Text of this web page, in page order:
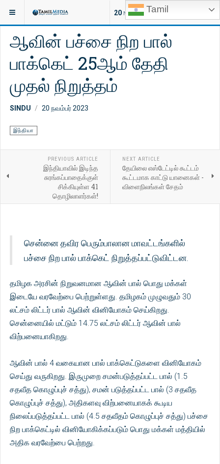
Tamil
20 NEW ARTICLES
இருக்குமிடம்: இந்தியா
ஆவின் பச்சை நிற பால்
பாக்கெட் 25ஆம் தேதி
முதல் நிறுத்தம்
SINDU 20 நவம்பர் 2023
இந்தியா
PREVIOUS ARTICLE
இந்தியாவில் இடிந்த
சுரங்கப்பாதைக்குள்
சிக்கியுள்ள 41
தொழிலாளர்கள்!
NEXT ARTICLE
தேயிலை எஸ்டேட்டில் கூட்டம்
கூட்டமாக காட்டு யானைகள் -
விளைநிலங்கள் சேதம்
சென்னை தவிர பெரும்பாலான மாவட்டங்களில்
பச்சை நிற பால் பாக்கெட் நிறுத்தப்பட்டுவிட்டன.
தமிழக அரசின் நிறுவனமான ஆவின் பால் பொது மக்கள்
இடையே வரவேற்பை பெற்றுள்ளது. தமிழகம் முழுவதும் 30
லட்சம் லிட்டர் பால் ஆவின் வினியோகம் செய்கிறது.
சென்னையில் மட்டும் 14.75 லட்சம் லிட்டர் ஆவின் பால்
விற்பனையாகிறது.
ஆவின் பால் 4 வகையான பால் பாக்கெட்டுகளை வினியோகம்
செய்து வருகிறது. இருமுறை சமன்படுத்தப்பட்ட பால் (1.5
சதவீத கொழுப்புச் சத்து), சமன் படுத்தப்பட்ட பால் (3 சதவீத
கொழுப்புச் சத்து), அதிகளவு விற்பனையாகக் கூடிய
நிலைப்படுத்தப்பட்ட பால் (4.5 சதவீதம் கொழுப்புச் சத்து) பச்சை
நிற பாக்கெட்டில் வினியோகிக்கப்படும் பொது மக்கள் மத்தியில்
அதிக வரவேற்பை பெற்றது.